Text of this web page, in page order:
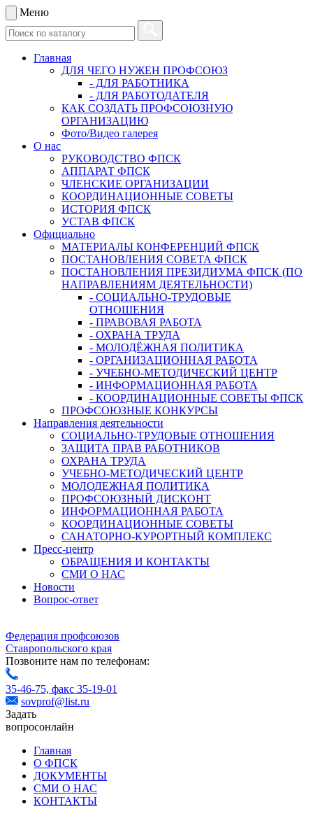
Меню
Главная
ДЛЯ ЧЕГО НУЖЕН ПРОФСОЮЗ
- ДЛЯ РАБОТНИКА
- ДЛЯ РАБОТОДАТЕЛЯ
КАК СОЗДАТЬ ПРОФСОЮЗНУЮ
ОРГАНИЗАЦИЮ
Фото/Видео галерея
О нас
РУКОВОДСТВО ФПСК
АППАРАТ ФПСК
ЧЛЕНСКИЕ ОРГАНИЗАЦИИ
КООРДИНАЦИОННЫЕ СОВЕТЫ
ИСТОРИЯ ФПСК
УСТАВ ФПСК
Официально
МАТЕРИАЛЫ КОНФЕРЕНЦИЙ ФПСК
ПОСТАНОВЛЕНИЯ СОВЕТА ФПСК
ПОСТАНОВЛЕНИЯ ПРЕЗИДИУМА ФПСК (ПО
НАПРАВЛЕНИЯМ ДЕЯТЕЛЬНОСТИ)
- СОЦИАЛЬНО-ТРУДОВЫЕ
ОТНОШЕНИЯ
- ПРАВОВАЯ РАБОТА
- ОХРАНА ТРУДА
- МОЛОДЁЖНАЯ ПОЛИТИКА
- ОРГАНИЗАЦИОННАЯ РАБОТА
- УЧЕБНО-МЕТОДИЧЕСКИЙ ЦЕНТР
- ИНФОРМАЦИОННАЯ РАБОТА
- КООРДИНАЦИОННЫЕ СОВЕТЫ ФПСК
ПРОФСОЮЗНЫЕ КОНКУРСЫ
Направления деятельности
СОЦИАЛЬНО-ТРУДОВЫЕ ОТНОШЕНИЯ
ЗАЩИТА ПРАВ РАБОТНИКОВ
ОХРАНА ТРУДА
УЧЕБНО-МЕТОДИЧЕСКИЙ ЦЕНТР
МОЛОДЕЖНАЯ ПОЛИТИКА
ПРОФСОЮЗНЫЙ ДИСКОНТ
ИНФОРМАЦИОННАЯ РАБОТА
КООРДИНАЦИОННЫЕ СОВЕТЫ
САНАТОРНО-КУРОРТНЫЙ КОМПЛЕКС
Пресс-центр
ОБРАЩЕНИЯ И КОНТАКТЫ
СМИ О НАС
Новости
Вопрос-ответ
Федерация профсоюзов
Ставропольского края
Позвоните нам по телефонам:
35-46-75, факс 35-19-01
sovprof@list.ru
Задать
вопросонлайн
Главная
О ФПСК
ДОКУМЕНТЫ
СМИ О НАС
КОНТАКТЫ